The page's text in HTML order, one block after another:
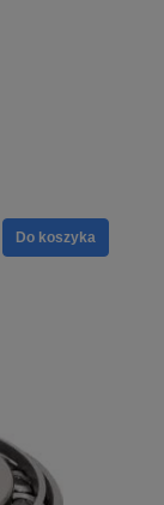
Do koszyka